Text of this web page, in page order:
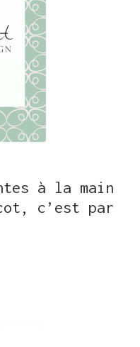
à la main
c’est par